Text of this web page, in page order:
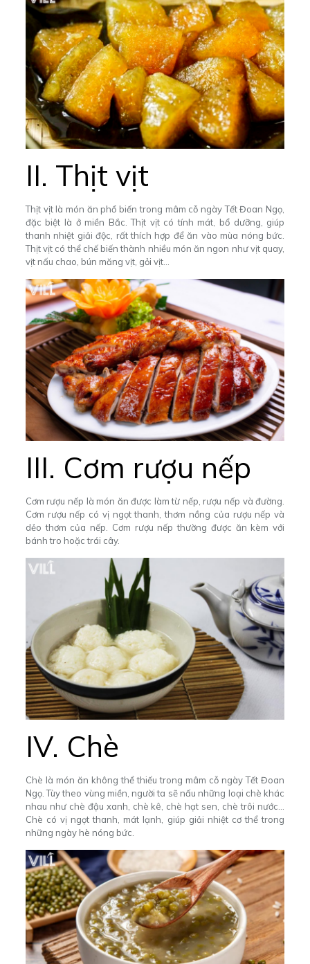
II. Thịt vịt
Thịt vịt là món ăn phổ biến trong mâm cỗ ngày Tết Đoan Ngọ,
đặc biệt là ở miền Bắc. Thịt vịt có tính mát, bổ dưỡng, giúp
thanh nhiệt giải độc, rất thích hợp để ăn vào mùa nóng bức.
Thịt vịt có thể chế biến thành nhiều món ăn ngon như vịt quay,
vịt nấu chao, bún măng vịt, gỏi vịt…
III. Cơm rượu nếp
Cơm rượu nếp là món ăn được làm từ nếp, rượu nếp và đường.
Cơm rượu nếp có vị ngọt thanh, thơm nồng của rượu nếp và
dẻo thơm của nếp. Cơm rượu nếp thường được ăn kèm với
bánh tro hoặc trái cây.
IV. Chè
Chè là món ăn không thể thiếu trong mâm cỗ ngày Tết Đoan
Ngọ. Tùy theo vùng miền, người ta sẽ nấu những loại chè khác
nhau như chè đậu xanh, chè kê, chè hạt sen, chè trôi nước…
Chè có vị ngọt thanh, mát lạnh, giúp giải nhiệt cơ thể trong
những ngày hè nóng bức.